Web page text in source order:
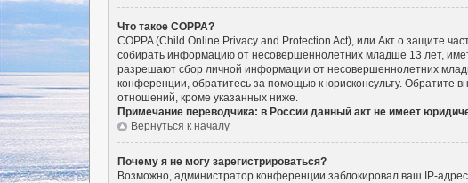
Что такое COPPA?
COPPA (Child Online Privacy and Protection Act), или Акт о защите
собирать информацию от несовершеннолетних младше 13 лет,
разрешают сбор личной информации от несовершеннолетних
конференции, обратитесь за помощью к юрисконсульту. Обратите
отношений, кроме указанных ниже.
Примечание переводчика: в России данный акт не имеет
Вернуться к началу
Почему я не могу зарегистрироваться?
Возможно, администратор конференции заблокировал ваш IP-